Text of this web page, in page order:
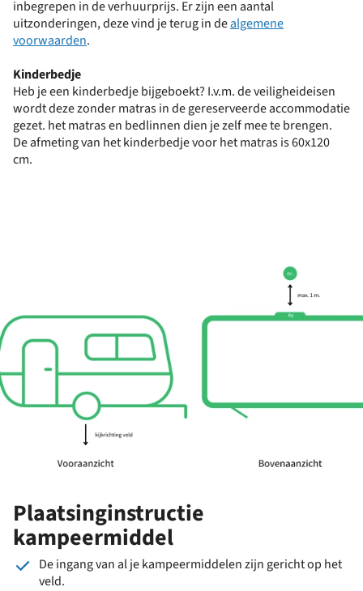
inbegrepen in de verhuurprijs. Er zijn een aantal
uitzonderingen, deze vind je terug in dealgemene
voorwaarden.
Kinderbedje
Heb je een kinderbedje bijgeboekt? I.v.m. de veiligheideisen
wordt deze zonder matras in de gereserveerde accommodatie
gezet. het matras en bedlinnen dien je zelf mee te brengen.
De afmeting van het kinderbedje voor het matras is 60x120
cm.
Plaatsinginstructie
kampeermiddel
De ingang van al je kampeermiddelen zijn gericht op het
veld.